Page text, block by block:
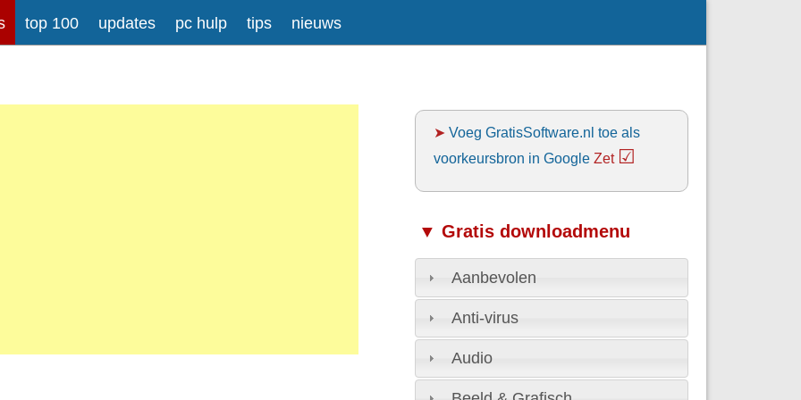
top 100 updates pc hulp tips nieuws
Meer informatie over tekstopmaak
worden automatisch naar links omgezet.
➤Voeg GratisSoftware.nl toe als
voorkeursbron in Google Zet ☑
▼ Gratis downloadmenu
Aanbevolen
Anti-virus
Audio